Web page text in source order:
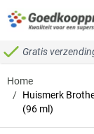
Ga naar de inhoud
Gratis
Home
/ Huismerk
(96 ml)